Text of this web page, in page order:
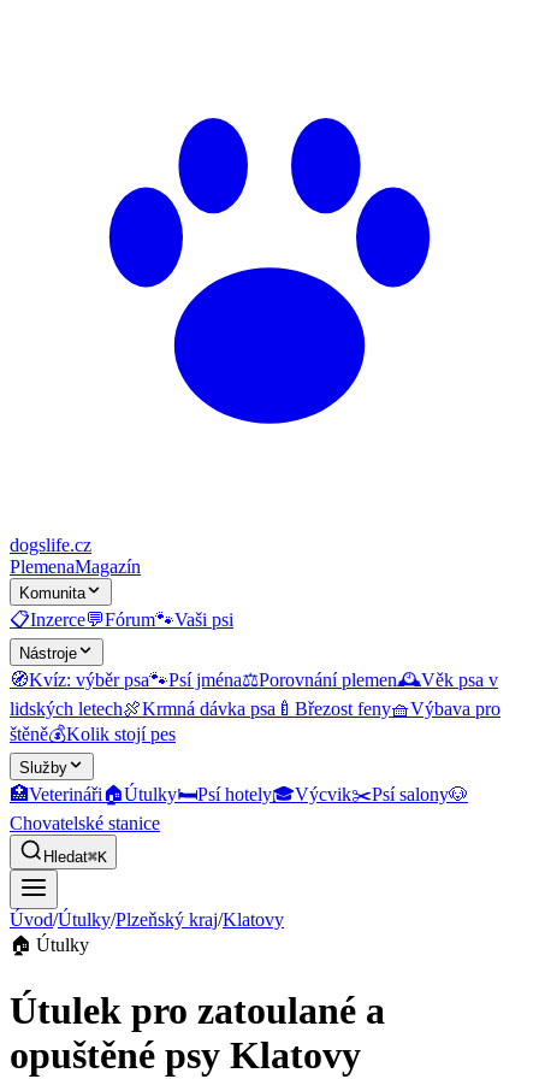
dogslife.cz
PlemenaMagazín
Komunita
📋Inzerce💬Fórum🐾Vaši psi
Nástroje
🧭Kvíz: výběr psa🐾Psí jména⚖️Porovnání plemen🕰️Věk psa v
lidských letech🍖Krmná dávka psa 🍼 Březost feny🧺Výbava pro
štěně💰Kolik stojí pes
Služby
🏥Veterináři🏠Útulky🛏️Psí hotely🎓Výcvik✂️Psí salony🐶
Chovatelské stanice
Hledat⌘K
Úvod/Útulky/Plzeňský kraj/Klatovy
🏠 Útulky
Útulek pro zatoulané a
opuštěné psy Klatovy